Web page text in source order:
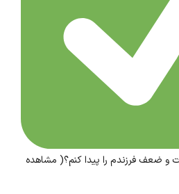
و ضعف فرزندم را پیدا کنم؟( مشاهده